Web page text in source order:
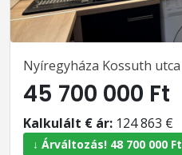
Nyíregyháza Kossuth utca
45 700 000 Ft
Kalkulált € ár: 124 863 €
↓ Árváltozás! 48 700 000 Ft